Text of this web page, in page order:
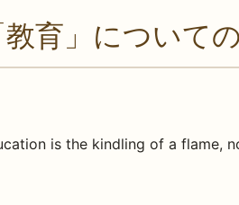
教育」について
is the kindling of a flame,